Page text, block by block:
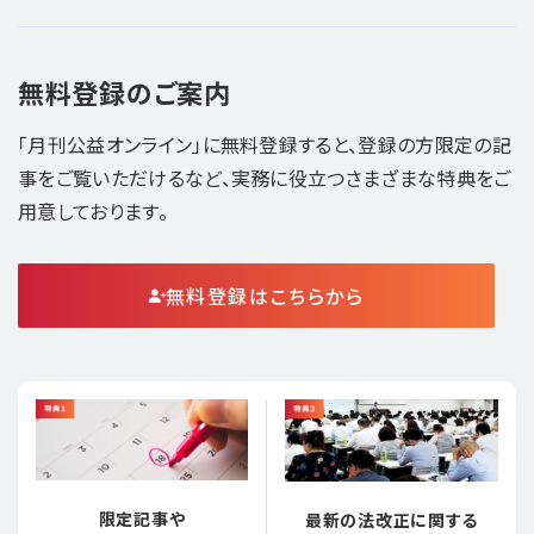
無料登録のご案内
「月刊公益オンライン」に無料登録すると、登録の方限定の記
事をご覧いただけるなど、実務に役立つさまざまな特典をご
用意しております。
無料登録はこちらから
限定記事や
最新の法改正に関する